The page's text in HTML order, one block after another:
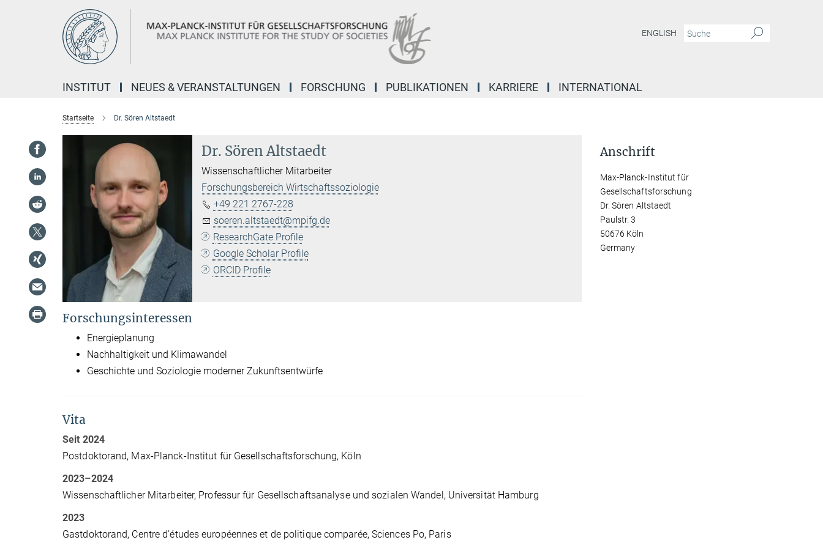
ENGLISH
INSTITUT NEUES & VERANSTALTUNGEN FORSCHUNG PUBLIKATIONEN KARRIERE INTERNATIONAL
Startseite Dr. Sören Altstaedt
Dr. Sören Altstaedt
Wissenschaftlicher Mitarbeiter
Forschungsbereich Wirtschaftssoziologie
+49 221 2767-228
soeren.altstaedt@mpifg.de
ResearchGate Profile
Google Scholar Profile
ORCID Profile
Forschungsinteressen
Energieplanung
Nachhaltigkeit und Klimawandel
Geschichte und Soziologie moderner Zukunftsentwürfe
Vita
Seit 2024
Postdoktorand, Max-Planck-Institut für Gesellschaftsforschung, Köln
2023–2024
Wissenschaftlicher Mitarbeiter, Professur für Gesellschaftsanalyse und sozialen Wandel, Universität Hamburg
2023
Gastdoktorand, Centre d'études européennes et de politique comparée, Sciences Po, Paris
Anschrift
Max-Planck-Institut für
Gesellschaftsforschung
Dr. Sören Altstaedt
Paulstr. 3
50676 Köln
Germany